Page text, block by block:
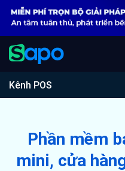
Kênh POS
Phần mềm
mini, cửa